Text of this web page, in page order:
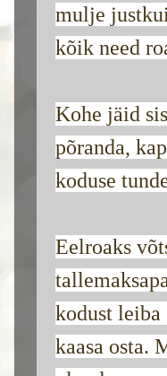
mulje
kõik need
Kohe jäid
põranda,
koduse
Eelroaks
kodust
kaasa osta.